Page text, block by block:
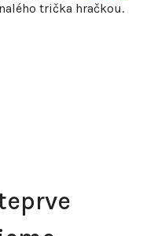
trička hračkou.